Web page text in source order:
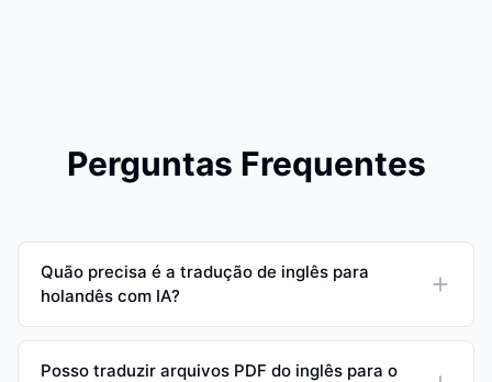
Perguntas Frequentes
Quão precisa é a tradução de inglês para
holandês com IA?
Posso traduzir arquivos PDF do inglês para o